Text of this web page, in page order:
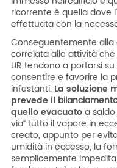
ricorrente è quella dove
effettuata con la
Conseguentemente
correlata alle attività che
UR tendono a portarsi
consentire e favorire la
infestanti. La soluzione
prevede il
quello evacuatoa saldo
via” tutto il vapore in
creato, appunto per
umidità in eccesso, la
semplicemente